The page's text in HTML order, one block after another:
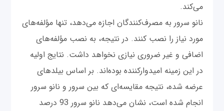
می‌کند.
نانو سرور به مصرف‌کنندگان اجازه می‌دهد، تنها مؤلفه‌های
مورد نیاز را نصب کنند. در نتیجه، به نصب مؤلفه‌های
اضافی و غیر ضروری نیازی نخواهد داشت. نتایج اولیه
در این زمینه امیدوارکننده بوده‌اند. بر اساس بیلدهای
عرضه شده، نتیجه مقایسه‌ای که بین سرور و نانو سرور
انجام شده است، نشان می‌دهد نانو سرور 93 درصد